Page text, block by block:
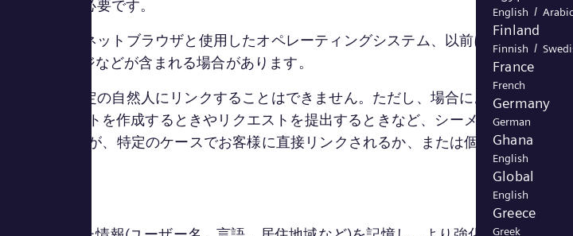
English / Arabic
Finland
Finnish /
France
French
Germany
German
Ghana
English
Global
English
Greece
Greek
るために必要です。
インターネットブラウザと使用したオペレーティングシステム、以前にアクセスし
れたページなどが含まれる場合があります。
通常は特定の自然人にリンクすることはできません。ただし、場合によっては、収
、アカウントを作成するときやリクエストを提出するときなど、シーメンスエナジー
される情報が、特定のケースでお客様に直接リンクされるか、または個人データとし
意です。